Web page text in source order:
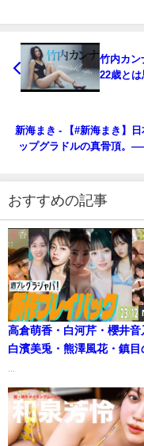
竹内カン
22歳と
刊プレ
新海まき - 【#新海まき】
ップグラドルの真骨頂。
おすすめの記事
高倉萌香・白河芹・櫻井音
白濱美兎・熊澤風花・鎮目
（2024年02月24日） | 週
Channel【集英社 週刊プ
ーイ公式】さんより